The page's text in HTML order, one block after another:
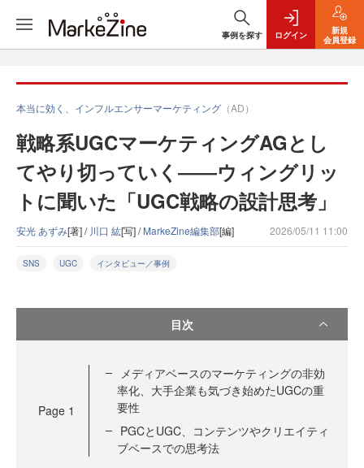
事例を探す ログイン
新規
会員登録
本当に効く、インフルエンサーマーケティング （AD）
戦略系UGCマーケティングAGとし
てやり切っていく――ウィングリッ
トに聞いた「UGC戦略の設計思考」
安光 あずみ[著] / 川口 紘[写] /MarkeZine編集部[編] 2026/05/11 11:00
SNS UGC インタビュー／事例
目次
Page 1
メディアベースのマーケティングの非効
率化、大手企業も気づき始めたUGCの重
要性
PGCとUGC、コンテンツやクリエイティ
ブベースでの思考法